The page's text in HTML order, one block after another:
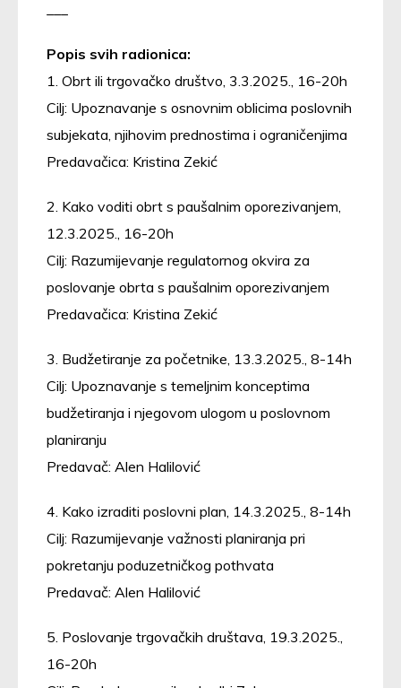
Popis svih radionica:
1. Obrt ili trgovačko društvo, 3.3.2025., 16-20h
Cilj: Upoznavanje s osnovnim oblicima poslovnih
subjekata, njihovim prednostima i ograničenjima
Predavačica: Kristina Zekić
2. Kako voditi obrt s paušalnim oporezivanjem,
12.3.2025., 16-20h
Cilj: Razumijevanje regulatornog okvira za
poslovanje obrta s paušalnim oporezivanjem
Predavačica: Kristina Zekić
3. Budžetiranje za početnike, 13.3.2025., 8-14h
Cilj: Upoznavanje s temeljnim konceptima
budžetiranja i njegovom ulogom u poslovnom
planiranju
Predavač: Alen Halilović
4. Kako izraditi poslovni plan, 14.3.2025., 8-14h
Cilj: Razumijevanje važnosti planiranja pri
pokretanju poduzetničkog pothvata
Predavač: Alen Halilović
5. Poslovanje trgovačkih društava, 19.3.2025.,
16-20h